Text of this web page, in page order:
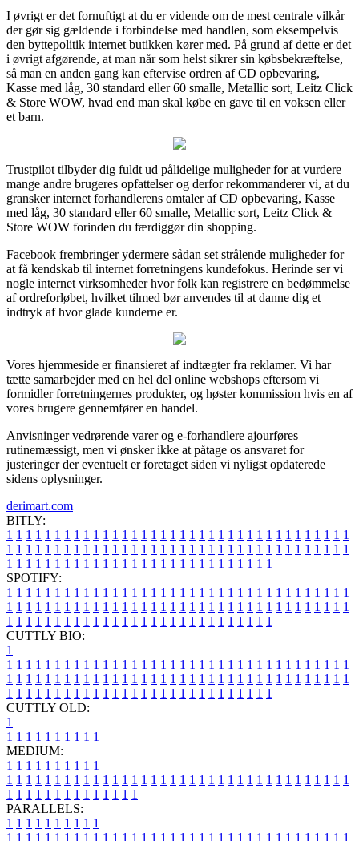
I øvrigt er det fornuftigt at du er vidende om de mest centrale vilkår
der gør sig gældende i forbindelse med handlen, som eksempelvis
den byttepolitik internet butikken kører med. På grund af dette er det
i øvrigt afgørende, at man når som helst sikrer sin købsbekræftelse,
så man en anden gang kan eftervise ordren af CD opbevaring,
Kasse med låg, 30 standard eller 60 smalle, Metallic sort, Leitz Click
& Store WOW, hvad end man skal købe en gave til en voksen eller
et barn.
Trustpilot tilbyder dig fuldt ud pålidelige muligheder for at vurdere
mange andre brugeres opfattelser og derfor rekommanderer vi, at du
gransker internet forhandlerens omtaler af CD opbevaring, Kasse
med låg, 30 standard eller 60 smalle, Metallic sort, Leitz Click &
Store WOW forinden du færdiggør din shopping.
Facebook frembringer ydermere sådan set strålende muligheder for
at få kendskab til internet forretningens kundefokus. Herinde ser vi
nogle internet virksomheder hvor folk kan registrere en bedømmelse
af ordreforløbet, hvilket tilmed bør anvendes til at danne dig et
indtryk af hvor glade kunderne er.
Vores hjemmeside er finansieret af indtægter fra reklamer. Vi har
tætte samarbejder med en hel del online webshops eftersom vi
formidler forretningernes produkter, og høster kommission hvis en af
vores brugere gennemfører en handel.
Anvisninger vedrørende varer og e-forhandlere ajourføres
rutinemæssigt, men vi ønsker ikke at påtage os ansvaret for
justeringer der eventuelt er foretaget siden vi nyligst opdaterede
sidens oplysninger.
derimart.com
BITLY:
1 1 1 1 1 1 1 1 1 1 1 1 1 1 1 1 1 1 1 1 1 1 1 1 1 1 1 1 1 1 1 1 1 1 1 1
1 1 1 1 1 1 1 1 1 1 1 1 1 1 1 1 1 1 1 1 1 1 1 1 1 1 1 1 1 1 1 1 1 1 1 1
1 1 1 1 1 1 1 1 1 1 1 1 1 1 1 1 1 1 1 1 1 1 1 1 1 1 1 1
SPOTIFY:
1 1 1 1 1 1 1 1 1 1 1 1 1 1 1 1 1 1 1 1 1 1 1 1 1 1 1 1 1 1 1 1 1 1 1 1
1 1 1 1 1 1 1 1 1 1 1 1 1 1 1 1 1 1 1 1 1 1 1 1 1 1 1 1 1 1 1 1 1 1 1 1
1 1 1 1 1 1 1 1 1 1 1 1 1 1 1 1 1 1 1 1 1 1 1 1 1 1 1 1
CUTTLY BIO:
1
1 1 1 1 1 1 1 1 1 1 1 1 1 1 1 1 1 1 1 1 1 1 1 1 1 1 1 1 1 1 1 1 1 1 1 1
1 1 1 1 1 1 1 1 1 1 1 1 1 1 1 1 1 1 1 1 1 1 1 1 1 1 1 1 1 1 1 1 1 1 1 1
1 1 1 1 1 1 1 1 1 1 1 1 1 1 1 1 1 1 1 1 1 1 1 1 1 1 1 1
CUTTLY OLD:
1
1 1 1 1 1 1 1 1 1 1
MEDIUM:
1 1 1 1 1 1 1 1 1 1
1 1 1 1 1 1 1 1 1 1 1 1 1 1 1 1 1 1 1 1 1 1 1 1 1 1 1 1 1 1 1 1 1 1 1 1
1 1 1 1 1 1 1 1 1 1 1 1 1 1
PARALLELS:
1 1 1 1 1 1 1 1 1 1
1 1 1 1 1 1 1 1 1 1 1 1 1 1 1 1 1 1 1 1 1 1 1 1 1 1 1 1 1 1 1 1 1 1 1 1